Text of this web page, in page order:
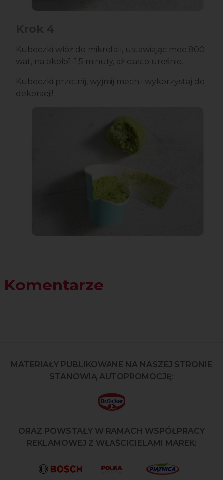
Kubeczki włóż do mikrofali, ustawiając moc 800
wat, na około1-1,5 minuty, aż ciasto urośnie.
Kubeczki przetnij, wyjmij mech i wykorzystaj do
dekoracji!
Komentarze
MATERIAŁY PUBLIKOWANE NA NASZEJ STRONIE
STANOWIĄ AUTOPROMOCJĘ:
ORAZ POWSTAŁY W RAMACH WSPÓŁPRACY
REKLAMOWEJ Z WŁAŚCICIELAMI MAREK: